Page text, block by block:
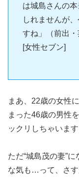
は城島さんの
しれませんが
すね」（前出・
[女性セブン]
まあ、22歳の女性
まった46歳の男性
ックリしちゃいます
ただ“城島茂の妻”
な気も…って、さす